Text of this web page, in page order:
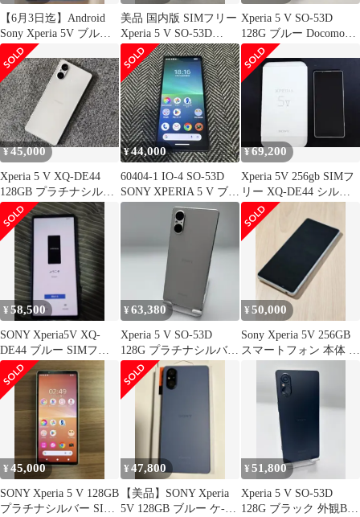
【6月3日迄】Android
Sony Xperia 5V ブルー
本体
美品 国内版 SIMフリー
Xperia 5 V SO-53D
128GB
Xperia 5 V SO-53D
128G ブルー Docomo版
Aランク スマホ 本体
Android エクスペリア
¥45,000
Xperia 5 V XQ-DE44
128GB プラチナシルバ
ー
¥44,000
60404-1 IO-4 SO-53D
SONY XPERIA 5 V ブラ
ック
¥69,200
Xperia 5V 256gb SIMフ
リー XQ-DE44 シルバ
ー 本体
¥58,500
SONY Xperia5V XQ-
DE44 ブルー SIMフリ
ースマートフォン
¥63,380
Xperia 5 V SO-53D
128G プラチナシルバー
Andorid スマホ SIMフ
リー Aランク
¥50,000
Sony Xperia 5V 256GB
スマートフォン 本体 ホ
¥45,000
SONY Xperia 5 V 128GB
プラチナシルバー SIM
¥47,800
【美品】SONY Xperia
5V 128GB ブルー ケ-
¥51,800
Xperia 5 V SO-53D
128G ブラック 外観Bラ